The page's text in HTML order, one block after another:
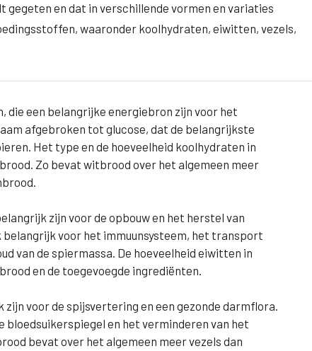
gegeten en dat in verschillende vormen en variaties
waaronder koolhydraten, eiwitten, vezels,
een belangrijke energiebron zijn voor het
afgebroken tot glucose, dat de belangrijkste
Het type en de hoeveelheid koolhydraten in
Zo bevat witbrood over het algemeen meer
zijn voor de opbouw en het herstel van
voor het immuunsysteem, het transport
van de spiermassa. De hoeveelheid eiwitten in
en de toegevoegde ingrediënten.
voor de spijsvertering en een gezonde darmflora.
bloedsuikerspiegel en het verminderen van het
bevat over het algemeen meer vezels dan